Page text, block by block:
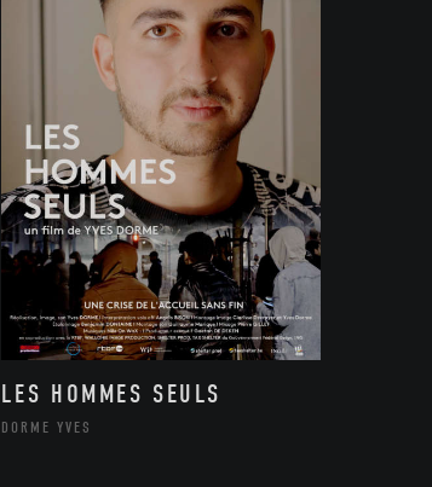
LES HOMMES SEULS
DORME YVES